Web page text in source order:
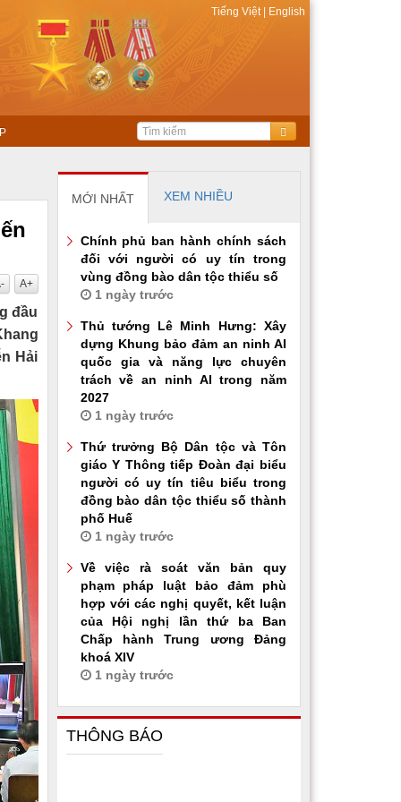
Tiếng Việt English
A+
đầu
Hải
MỚI NHẤT XEM NHIỀU
Chính phủ ban hành chính sách
đối với người có uy tín trong
vùng đồng bào dân tộc thiểu số
1 ngày trước
Thủ tướng Lê Minh Hưng: Xây
dựng Khung bảo đảm an ninh AI
quốc gia và năng lực chuyên
trách về an ninh AI trong năm
2027
1 ngày trước
Thứ trưởng Bộ Dân tộc và Tôn
giáo Y Thông tiếp Đoàn đại biểu
người có uy tín tiêu biểu trong
đồng bào dân tộc thiểu số thành
phố Huế
1 ngày trước
Về việc rà soát văn bản quy
phạm pháp luật bảo đảm phù
hợp với các nghị quyết, kết luận
của Hội nghị lần thứ ba Ban
Chấp hành Trung ương Đảng
khoá XIV
1 ngày trước
THÔNG BÁO